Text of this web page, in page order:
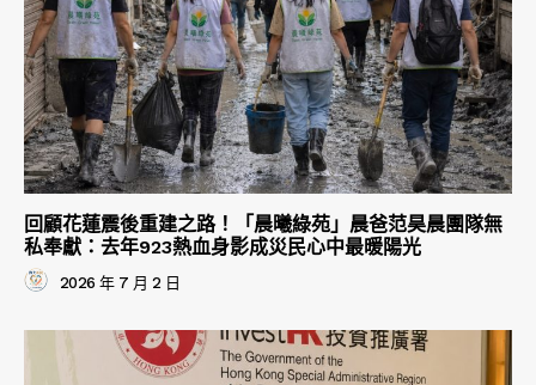
回顧花蓮震後重建之路！「晨曦綠苑」晨爸范昊晨團隊無
私奉獻：去年923熱血身影成災民心中最暖陽光
2026 年 7 月 2 日